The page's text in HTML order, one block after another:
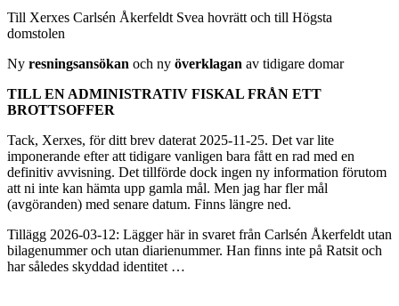
Till Xerxes Carlsén Åkerfeldt Svea hovrätt och till Högsta
domstolen
Ny resningsansökan och ny överklagan av tidigare domar
TILL EN ADMINISTRATIV FISKAL FRÅN ETT
BROTTSOFFER
Tack, Xerxes, för ditt brev daterat 2025-11-25. Det var lite
imponerande efter att tidigare vanligen bara fått en rad med en
definitiv avvisning. Det tillförde dock ingen ny information förutom
att ni inte kan hämta upp gamla mål. Men jag har fler mål
(avgöranden) med senare datum. Finns längre ned.
Tillägg 2026-03-12: Lägger här in svaret från Carlsén Åkerfeldt utan
bilagenummer och utan diarienummer. Han finns inte på Ratsit och
har således skyddad identitet …